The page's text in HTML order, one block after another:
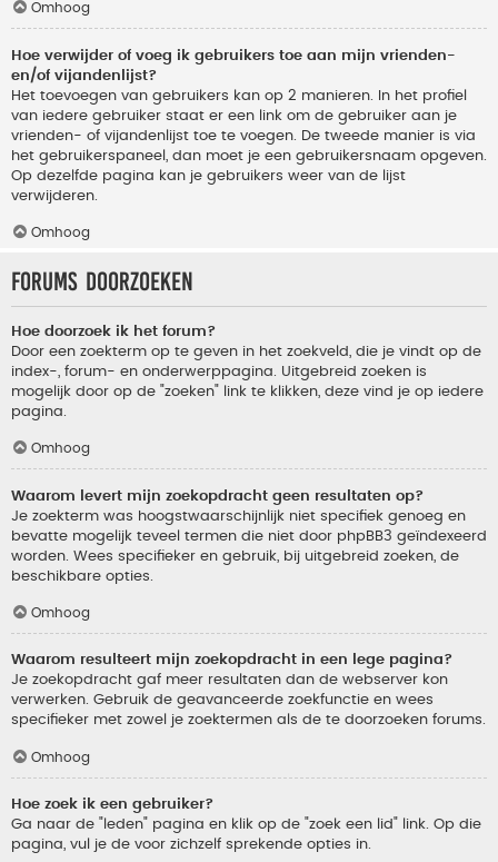
Omhoog
Hoe verwijder of voeg ik gebruikers toe aan mijn vrienden-
en/of vijandenlijst?
Het toevoegen van gebruikers kan op 2 manieren. In het profiel
van iedere gebruiker staat er een link om de gebruiker aan je
vrienden- of vijandenlijst toe te voegen. De tweede manier is via
het gebruikerspaneel, dan moet je een gebruikersnaam opgeven.
Op dezelfde pagina kan je gebruikers weer van de lijst
verwijderen.
Omhoog
Forums doorzoeken
Hoe doorzoek ik het forum?
Door een zoekterm op te geven in het zoekveld, die je vindt op de
index-, forum- en onderwerppagina. Uitgebreid zoeken is
mogelijk door op de "zoeken" link te klikken, deze vind je op iedere
pagina.
Omhoog
Waarom levert mijn zoekopdracht geen resultaten op?
Je zoekterm was hoogstwaarschijnlijk niet specifiek genoeg en
bevatte mogelijk teveel termen die niet door phpBB3 geïndexeerd
worden. Wees specifieker en gebruik, bij uitgebreid zoeken, de
beschikbare opties.
Omhoog
Waarom resulteert mijn zoekopdracht in een lege pagina?
Je zoekopdracht gaf meer resultaten dan de webserver kon
verwerken. Gebruik de geavanceerde zoekfunctie en wees
specifieker met zowel je zoektermen als de te doorzoeken forums.
Omhoog
Hoe zoek ik een gebruiker?
Ga naar de "leden" pagina en klik op de "zoek een lid" link. Op die
pagina, vul je de voor zichzelf sprekende opties in.